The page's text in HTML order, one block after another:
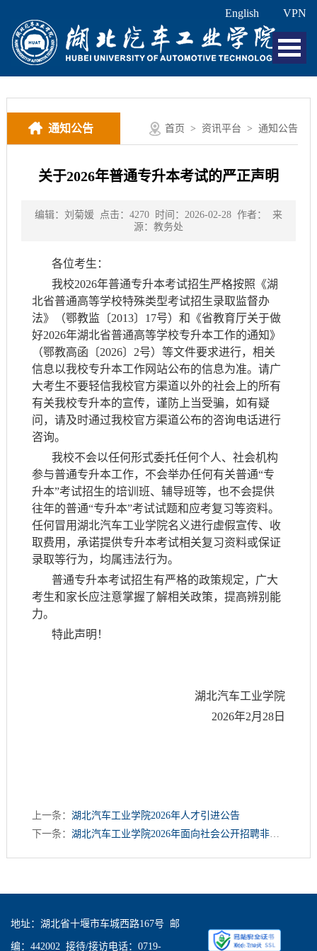
English VPN
通知公告 首页 > 资讯平台 > 通知公告
关于2026年普通专升本考试的严正声明
编辑：刘菊媛 点击： 4270 时间：2026-02-28 作者：
来
源：教务处
各位考生：
我校2026年普通专升本考试招生严格按照《湖
北省普通高等学校特殊类型考试招生录取监督办
法》（鄂教监〔2013〕17号）和《省教育厅关于做
好2026年湖北省普通高等学校专升本工作的通知》
（鄂教高函〔2026〕2号）等文件要求进行，相关
信息以我校专升本工作网站公布的信息为准。请广
大考生不要轻信我校官方渠道以外的社会上的所有
有关我校专升本的宣传，谨防上当受骗，如有疑
问，请及时通过我校官方渠道公布的咨询电话进行
咨询。
我校不会以任何形式委托任何个人、社会机构
参与普通专升本工作，不会举办任何有关普通“专
升本”考试招生的培训班、辅导班等，也不会提供
往年的普通“专升本”考试试题和应考复习等资料。
任何冒用湖北汽车工业学院名义进行虚假宣传、收
取费用，承诺提供专升本考试相关复习资料或保证
录取等行为，均属违法行为。
普通专升本考试招生有严格的政策规定，广大
考生和家长应注意掌握了解相关政策，提高辨别能
力。
特此声明！
湖北汽车工业学院
2026年2月28日
上一条： 湖北汽车工业学院2026年人才引进公告
下一条： 湖北汽车工业学院2026年面向社会公开招聘非事业编制工作人员补充公告
地址：湖北省十堰市车城西路167号 邮
编：442002 接待/接访电话：0719-